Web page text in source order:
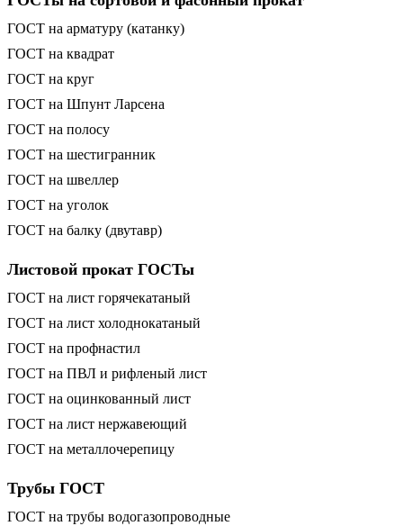
ГОСТ на арматуру (катанку)
ГОСТ на квадрат
ГОСТ на круг
ГОСТ на Шпунт Ларсена
ГОСТ на полосу
ГОСТ на шестигранник
ГОСТ на швеллер
ГОСТ на уголок
ГОСТ на балку (двутавр)
Листовой прокат ГОСТы
ГОСТ на лист горячекатаный
ГОСТ на лист холоднокатаный
ГОСТ на профнастил
ГОСТ на ПВЛ и рифленый лист
ГОСТ на оцинкованный лист
ГОСТ на лист нержавеющий
ГОСТ на металлочерепицу
Трубы ГОСТ
ГОСТ на трубы водогазопроводные